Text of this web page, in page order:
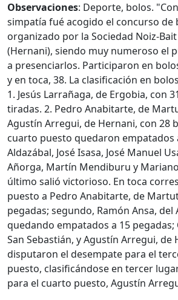
Observaciones: Deporte, bolos.
simpatía fué acogido el concurso de
organizado por la Sociedad Noiz-
(Hernani), siendo muy numeroso el
a presenciarlos. Participaron en
y en toca, 38. La clasificación en
1. Jesús Larrañaga, de Ergobia, con
tiradas. 2. Pedro Anabitarte, de
Agustín Arregui, de Hernani, con 28
cuarto puesto quedaron empatados
Aldazábal, José Isasa, José Manuel
Añorga, Martín Mendiburu y
último salió victorioso. En toca
puesto a Pedro Anabitarte, de
pegadas; segundo, Ramón Ansa, del
quedando empatados a 15 pegadas;
San Sebastián, y Agustín Arregui, de
disputaron el desempate para el
puesto, clasificándose en tercer
para el cuarto puesto, Agustín